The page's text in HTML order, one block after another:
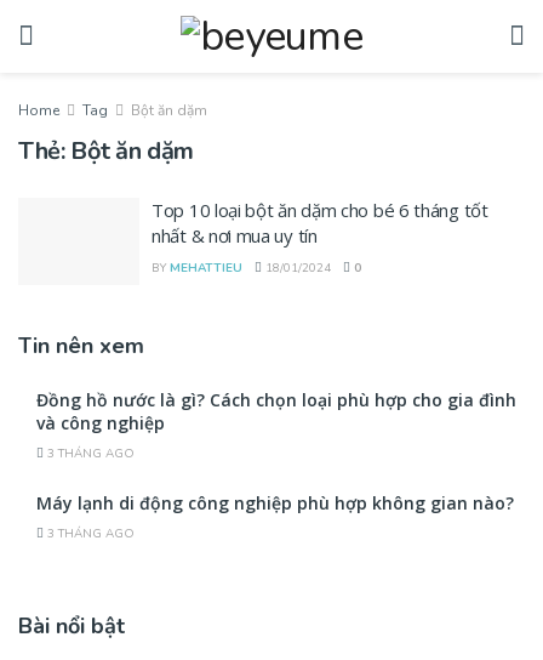
Home Tag Bột ăn dặm
Thẻ: Bột ăn dặm
Top 10 loại bột ăn dặm cho bé 6 tháng tốt
nhất & nơi mua uy tín
BY MEHATTIEU 18/01/2024 0
Tin nên xem
Đồng hồ nước là gì? Cách chọn loại phù hợp cho gia đình
và công nghiệp
3 THÁNG AGO
Máy lạnh di động công nghiệp phù hợp không gian nào?
3 THÁNG AGO
Bài nổi bật